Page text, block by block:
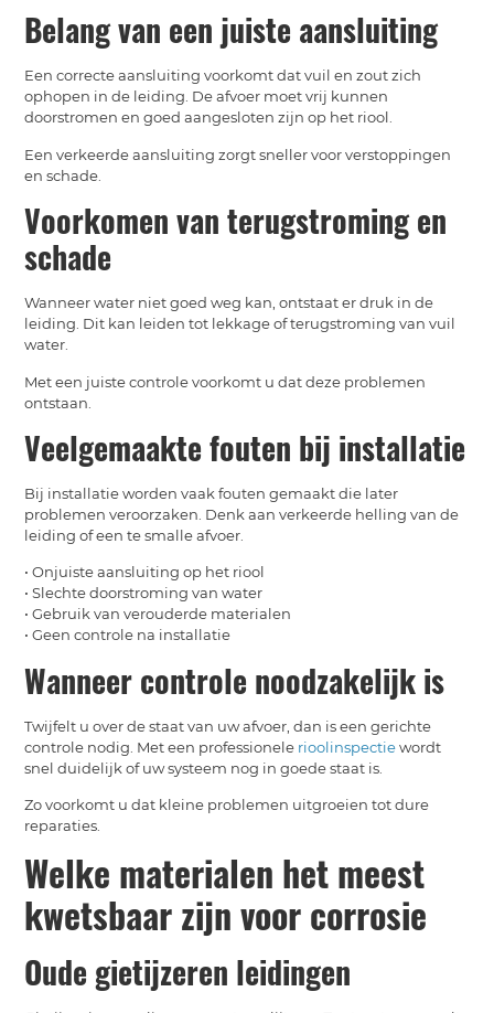
Belang van een juiste aansluiting
Een correcte aansluiting voorkomt dat vuil en zout zich
ophopen in de leiding. De afvoer moet vrij kunnen
doorstromen en goed aangesloten zijn op het riool.
Een verkeerde aansluiting zorgt sneller voor verstoppingen
en schade.
Voorkomen van terugstroming en
schade
Wanneer water niet goed weg kan, ontstaat er druk in de
leiding. Dit kan leiden tot lekkage of terugstroming van vuil
water.
Met een juiste controle voorkomt u dat deze problemen
ontstaan.
Veelgemaakte fouten bij installatie
Bij installatie worden vaak fouten gemaakt die later
problemen veroorzaken. Denk aan verkeerde helling van de
leiding of een te smalle afvoer.
• Onjuiste aansluiting op het riool
• Slechte doorstroming van water
• Gebruik van verouderde materialen
• Geen controle na installatie
Wanneer controle noodzakelijk is
Twijfelt u over de staat van uw afvoer, dan is een gerichte
controle nodig. Met een professionele rioolinspectiewordt
snel duidelijk of uw systeem nog in goede staat is.
Zo voorkomt u dat kleine problemen uitgroeien tot dure
reparaties.
Welke materialen het meest
kwetsbaar zijn voor corrosie
Oude gietijzeren leidingen